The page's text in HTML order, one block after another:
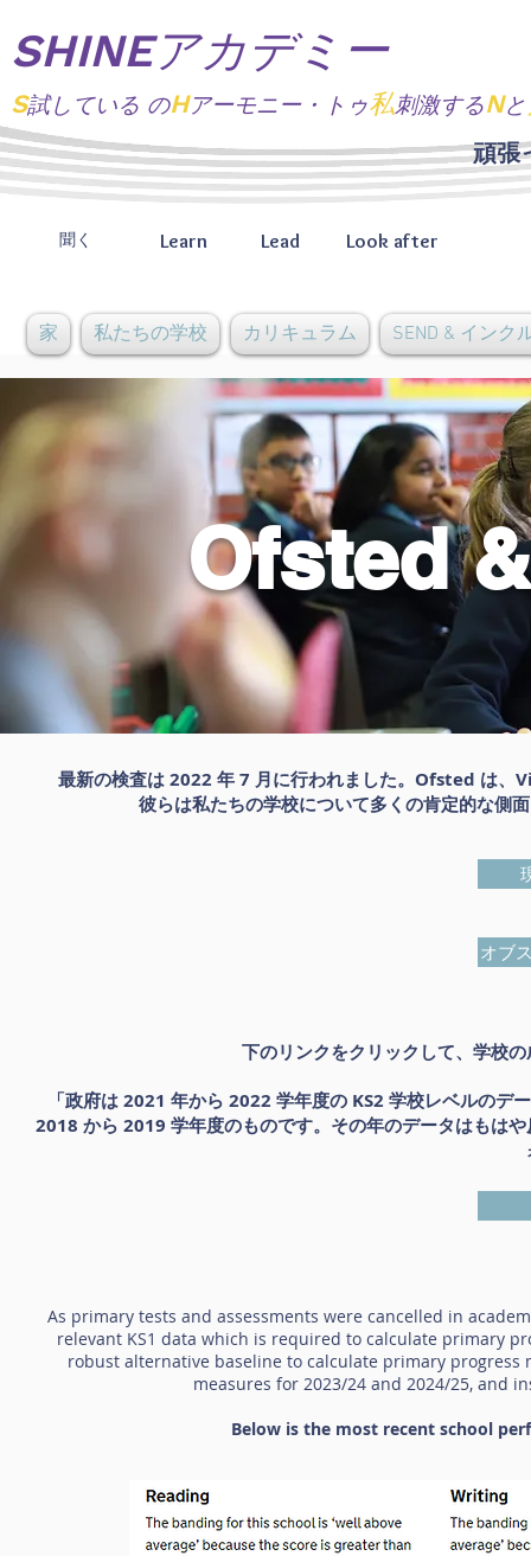
SHINEアカデミー
S試している のHアーモニー・トゥ私刺激するNと
聞く Learn Lead Look after
頑張
家 私たちの学校 カリキュラム SEND & インク
Ofsted
最新の検査は 2022 年 7 月に行われました。Ofsted は
彼らは私たちの学校について多くの肯定的な側
オブ
下のリンクをクリックして、学校
「政府は 2021 年から 2022 学年度の KS2 学校レベルの
2018 から 2019 学年度のものです。その年のデータはもは
As primary tests and assessments were cancelled in
relevant KS1 data which is required to calculate primary
robust alternative baseline to calculate primary
measures for 2023/24 and 2024/25, and
Below is the most recent school